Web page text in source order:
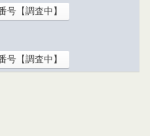
号【調査中】
号【調査中】